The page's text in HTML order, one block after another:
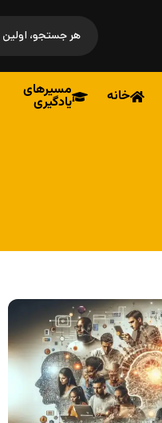
خانه مسیرهای
یادگیری